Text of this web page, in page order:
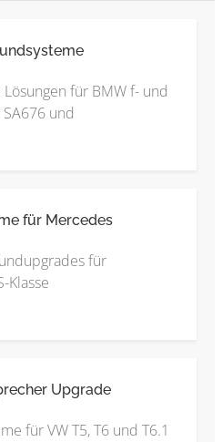
für BMW f- und
und
für Mercedes
für
Klasse
Upgrade
für VW T5, T6 und T6.1